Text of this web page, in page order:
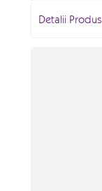
Detalii Produs